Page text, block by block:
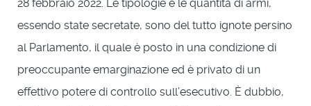
28 febbraio 2022. Le tipologie e le quantità di armi,
essendo state secretate, sono del tutto ignote persino
al Parlamento, il quale è posto in una condizione di
preoccupante emarginazione ed è privato di un
effettivo potere di controllo sull’esecutivo. È dubbio,